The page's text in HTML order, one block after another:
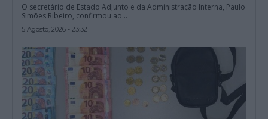
O secretário de Estado Adjunto e da Administração Interna, Paulo
Simões Ribeiro, confirmou ao...
5 Agosto, 2026 - 23:32